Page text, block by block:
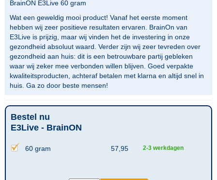
BrainON E3Live 60 gram
Wat een geweldig mooi product! Vanaf het eerste moment
hebben wij zeer positieve resultaten ervaren. BrainOn van
E3Live is prijzig, maar wij vinden het de investering in onze
gezondheid absoluut waard. Verder zijn wij zeer tevreden over
gezondheid aan huis: dit is een betrouwbare partij gebleken
waar wij zeker mee verbonden willen blijven. Goed verpakte
kwaliteitsproducten, achteraf betalen met klarna en altijd snel in
huis. Ga zo door beste mensen!
Bestel nu
E3Live - BrainON
60 gram 57,95 2-3 werkdagen